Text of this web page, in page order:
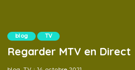
blog TV
Regarder MTV en Direct